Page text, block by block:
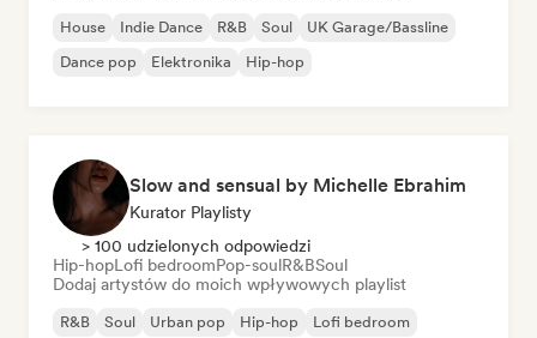
House Indie Dance R&B Soul
UK Garage/Bassline
Dance pop
Elektronika Hip-hop
Slow and sensual by Michelle Ebrahim
Kurator Playlisty
> 100 udzielonych odpowiedzi
Hip-hopLofi bedroomPop-soulR&BSoul
Dodaj artystów do moich wpływowych playlist
R&B Soul Urban pop Hip-hop Lofi bedroom